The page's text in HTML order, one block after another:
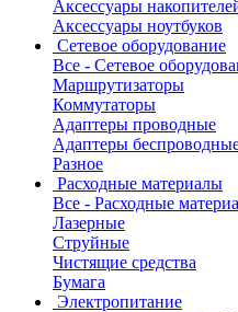
Аксессуары
Аксессуары ноутбуков
Сетевое оборудование
Все - Сетевое
Маршрутизаторы
Коммутаторы
Адаптеры проводные
Адаптеры
Разное
Расходные материалы
Все - Расходные
Лазерные
Струйные
Чистящие средства
Бумага
Электропитание